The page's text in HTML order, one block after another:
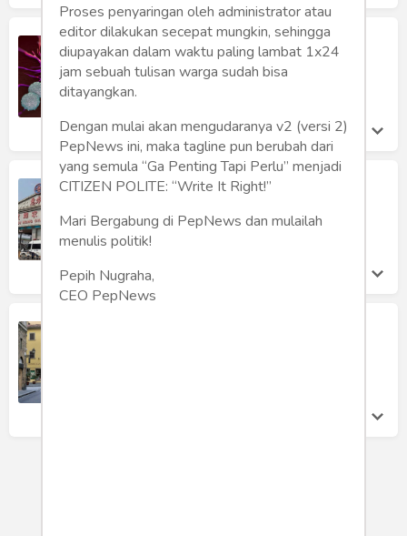
Pilih DI's Way
Dahlan Iskan
Sabtu 27 Jun, 2020
Transaksi Virus
Jumat 26 Jun, 2020
Proses penyaringan oleh administrator atau
editor dilakukan secepat mungkin, sehingga
diupayakan dalam waktu paling lambat 1x24
jam sebuah tulisan warga sudah bisa
ditayangkan.
Dengan mulai akan mengudaranya v2 (versi 2)
PepNews ini, maka tagline pun berubah dari
yang semula “Ga Penting Tapi Perlu” menjadi
CITIZEN POLITE: “Write It Right!”
Mari Bergabung di PepNews dan mulailah
menulis politik!
Pepih Nugraha,
CEO PepNews